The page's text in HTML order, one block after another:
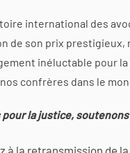
international des
de son prix prestigieux,
inéluctable pour
confrères dans le
la justice,
à la retransmission de